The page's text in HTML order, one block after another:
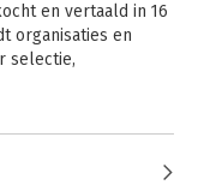
en vertaald in 16
organisaties en
selectie,
Rath